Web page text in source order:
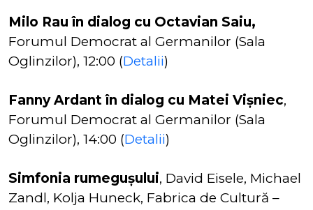
Milo Rau în dialog cu Octavian Saiu,
Forumul Democrat al Germanilor (Sala
Oglinzilor), 12:00 (Detalii)
Fanny Ardant în dialog cu Matei Vișniec,
Forumul Democrat al Germanilor (Sala
Oglinzilor), 14:00 (Detalii)
Simfonia rumegușului, David Eisele, Michael
Zandl, Kolja Huneck, Fabrica de Cultură –